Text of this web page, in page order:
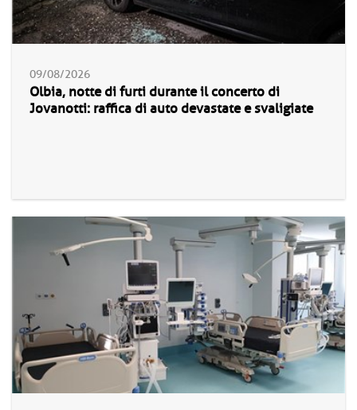
09/08/2026
Olbia, notte di furti durante il concerto di
Jovanotti: raffica di auto devastate e svaligiate